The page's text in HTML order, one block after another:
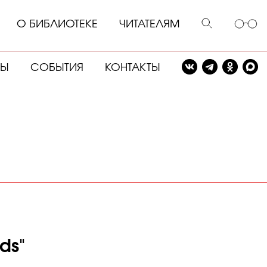
О БИБЛИОТЕКЕ ЧИТАТЕЛЯМ
СОБЫТИЯ КОНТАКТЫ